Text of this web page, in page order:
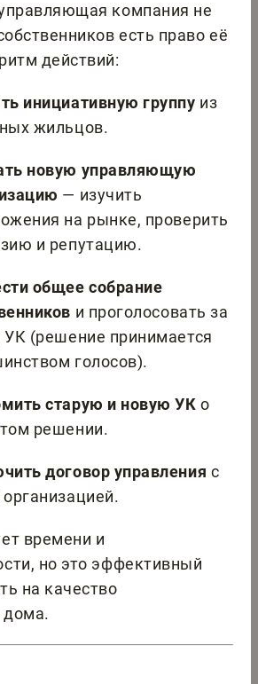
компания не
есть право её
действий:
инициативную группу из
жильцов.
новую управляющую
— изучить
на рынке, проверить
и репутацию.
общее собрание
и проголосовать за
УК (решение принимается
голосов).
старую и новую УК о
решении.
договор управления с
времени и
но это эффективный
на качество
дома.